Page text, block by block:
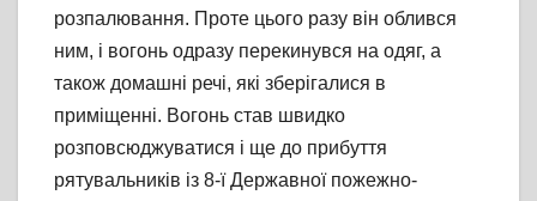
розпалювання. Проте цього разу він облився
ним, і вогонь одразу перекинувся на одяг, а
також домашні речі, які зберігалися в
приміщенні. Вогонь став швидко
розповсюджуватися і ще до прибуття
рятувальників із 8-ї Державної пожежно-